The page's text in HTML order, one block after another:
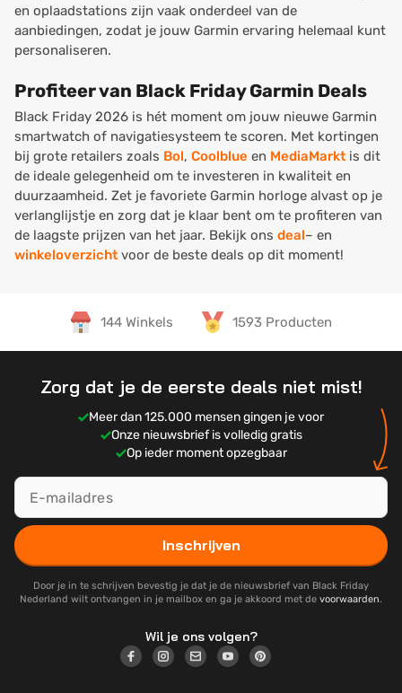
en oplaadstations zijn vaak onderdeel van de
aanbiedingen, zodat je jouw Garmin ervaring helemaal kunt
personaliseren.
Profiteer van Black Friday Garmin Deals
Black Friday 2026 is hét moment om jouw nieuwe Garmin
smartwatch of navigatiesysteem te scoren. Met kortingen
bij grote retailers zoals Bol, Coolblue en MediaMarkt is dit
de ideale gelegenheid om te investeren in kwaliteit en
duurzaamheid. Zet je favoriete Garmin horloge alvast op je
verlanglijstje en zorg dat je klaar bent om te profiteren van
de laagste prijzen van het jaar. Bekijk ons deal– en
winkeloverzicht voor de beste deals op dit moment!
144 Winkels 1593 Producten
Zorg dat je de eerste deals niet mist!
Meer dan 125.000 mensen gingen je voor
Onze nieuwsbrief is volledig gratis
Op ieder moment opzegbaar
Inschrijven
Door je in te schrijven bevestig je dat je de nieuwsbrief van Black Friday
Nederland wilt ontvangen in je mailbox en ga je akkoord met de voorwaarden.
Wil je ons volgen?